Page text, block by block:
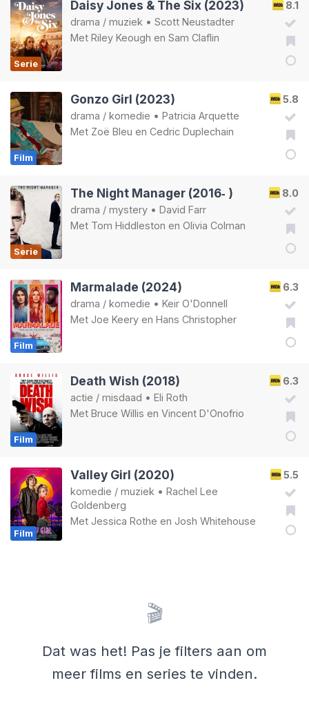
Serie
8.1
Daisy Jones & The Six (2023)
drama / muziek • Scott Neustadter
Met Riley Keough en Sam Claflin
Film
5.8
Gonzo Girl (2023)
drama / komedie • Patricia Arquette
Met Zoë Bleu en Cedric Duplechain
Serie
8.0
The Night Manager (2016‑ )
drama / mystery • David Farr
Met Tom Hiddleston en Olivia Colman
Film
6.3
Marmalade (2024)
drama / komedie • Keir O'Donnell
Met Joe Keery en Hans Christopher
Film
6.3
Death Wish (2018)
actie / misdaad • Eli Roth
Met Bruce Willis en Vincent D'Onofrio
Film
5.5
Valley Girl (2020)
komedie / muziek • Rachel Lee
Goldenberg
Met Jessica Rothe en Josh Whitehouse
🎬
Dat was het! Pas je filters aan om
meer films en series te vinden.